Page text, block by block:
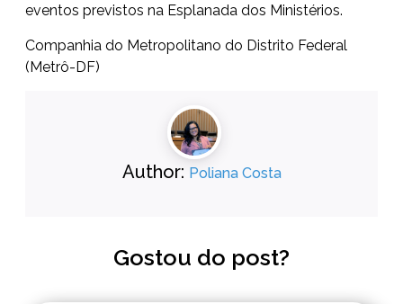
eventos previstos na Esplanada dos Ministérios.
Companhia do Metropolitano do Distrito Federal
(Metrô-DF)
Author: Poliana Costa
Gostou do post?